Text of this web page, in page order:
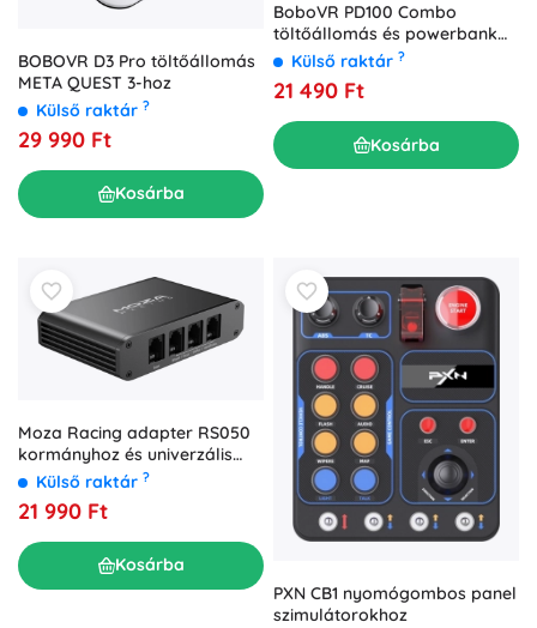
BOBOVR D3 Pro töltőállomás
META QUEST 3-hoz
Külső raktár ?
29 990 Ft
Kosárba
BoboVR PD100 Combo
töltőállomás és powerbank
B100 akkumulátorokhoz
Külső raktár ?
21 490 Ft
Kosárba
Moza Racing adapter RS050
kormányhoz és univerzális
hubKülső raktár ?
21 990 Ft
Kosárba
PXN CB1 nyomógombos panel
szimulátorokhoz